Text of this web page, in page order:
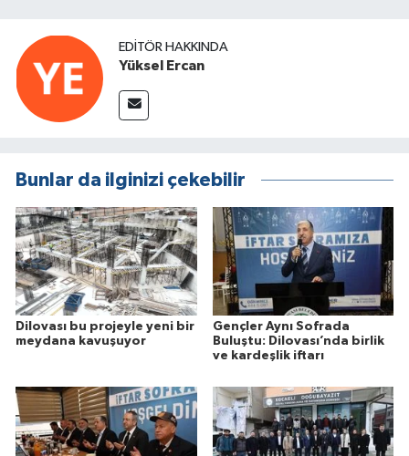
EDITÖR HAKKINDA
Yüksel Ercan
Bunlar da ilginizi çekebilir
Dilovası bu projeyle yeni bir
meydana kavuşuyor
Gençler Aynı Sofrada
Buluştu: Dilovası’nda birlik
ve kardeşlik iftarı